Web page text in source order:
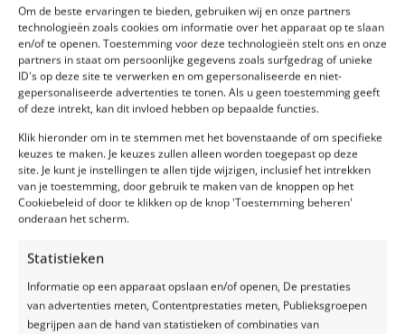
Om de beste ervaringen te bieden, gebruiken wij en onze partners
technologieën zoals cookies om informatie over het apparaat op te slaan
en/of te openen. Toestemming voor deze technologieën stelt ons en onze
partners in staat om persoonlijke gegevens zoals surfgedrag of unieke
ID's op deze site te verwerken en om gepersonaliseerde en niet-
gepersonaliseerde advertenties te tonen. Als u geen toestemming geeft
of deze intrekt, kan dit invloed hebben op bepaalde functies.
Klik hieronder om in te stemmen met het bovenstaande of om specifieke
keuzes te maken. Je keuzes zullen alleen worden toegepast op deze
site. Je kunt je instellingen te allen tijde wijzigen, inclusief het intrekken
van je toestemming, door gebruik te maken van de knoppen op het
Cookiebeleid of door te klikken op de knop 'Toestemming beheren'
onderaan het scherm.
Statistieken
Informatie op een apparaat opslaan en/of openen, De prestaties
van advertenties meten, Contentprestaties meten, Publieksgroepen
begrijpen aan de hand van statistieken of combinaties van
Bij het HyCare melkveebedrijf van MS Schippers in Bladel is
Henry Molenaar de bedrijfsleider. Toen hij begon dekten ze de
sleufsilo’s nog af met grond, maar hij merkte al snel dat dat erg
arbeidsintensief was.
In Silage Safe vond hij een oplossing dat past bij de HyCare
visie: meer efficiëntie en werkplezier. Zo kan hij zijn maiskuil en
zijn graskuil goed afdekken, zonder dat ze daar veel werk van
hebben. Andere belangrijke voordelen vindt hij: het
afdeksysteem maakt lasagnekuilen eenvoudig, en zonder
gronddek heb je minder last van ongedierte.